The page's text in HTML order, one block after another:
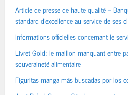
Article de presse de haute qualité –
standard d’excellence au service de ses
Informations officielles concernant le
Livret Gold : le maillon manquant entre
souveraineté alimentaire
Figuritas manga más buscadas por los